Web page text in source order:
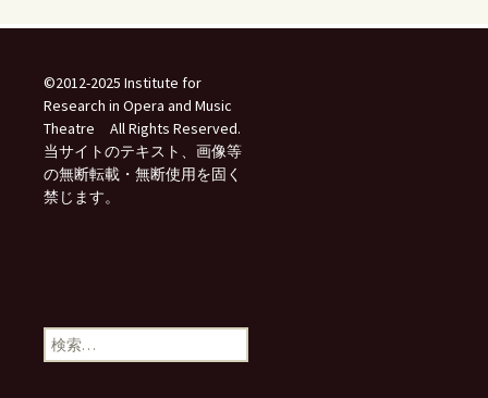
©2012-2025 Institute for
Research in Opera and Music
Theatre All Rights Reserved.
当サイトのテキスト、画像等
の無断転載・無断使用を固く
禁じます。
検
索: